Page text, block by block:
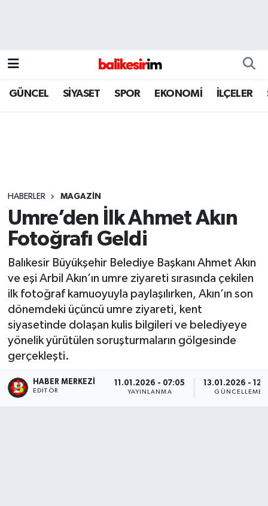
GÜNCEL SİYASET SPOR EKONOMİ İLÇELER
HABERLER MAGAZİN
Umre’den İlk Ahmet Akın
Fotoğrafı Geldi
Balıkesir Büyükşehir Belediye Başkanı Ahmet Akın
ve eşi Arbil Akın’ın umre ziyareti sırasında çekilen
ilk fotoğraf kamuoyuyla paylaşılırken, Akın’ın son
dönemdeki üçüncü umre ziyareti, kent
siyasetinde dolaşan kulis bilgileri ve belediyeye
yönelik yürütülen soruşturmaların gölgesinde
gerçekleşti.
HABER MERKEZI
EDITÖR
11.01.2026 - 07:05
YAYINLANMA
13.01.2026 -
GÜNCELLEME